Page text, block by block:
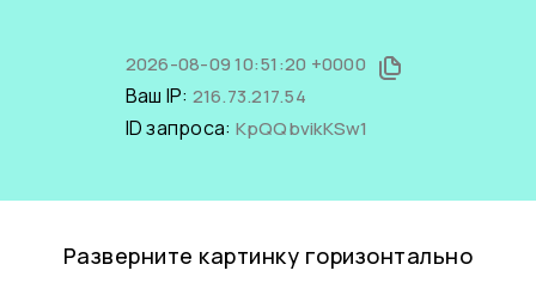
2026-08-09 10:51:20 +0000
Ваш IP: 216.73.217.54
ID запроса: KpQQbvikKSw1
Разверните картинку горизонтально